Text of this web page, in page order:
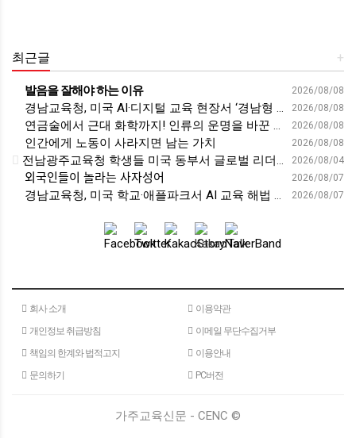
+
최근글
2026/08/08
발음을 잘해야 하는 이유
2026/08/08
경남교육청, 미국 AI·디지털 교육 현장서 ‘경남형 해법’ 찾는다 - 뉴스프리존
2026/08/08
연금술에서 근대 화학까지! 인류의 운명을 바꾼 위대한 발견 : 생각하는 청소년을 위한 과학 시리즈 2부(feat.박문호 박사)
2026/08/08
인간에게 노동이 사라지면 남는 가치
2026/08/04
전남광주교육청 학생들 미국 동부서 글로벌 리더십 체험 - 전남인터넷신문
2026/08/07
외국인들이 놀라는 사자성어
2026/08/07
경남교육청, 미국 학교·애플파크서 AI 교육 해법 찾는다 - 스트레이트뉴스
회사 소개
이용약관
개인정보 취급방침
이메일 무단수집거부
책임의 한계와 법적고지
이용안내
문의하기
PC버전
가주교육신문 - CENC ©